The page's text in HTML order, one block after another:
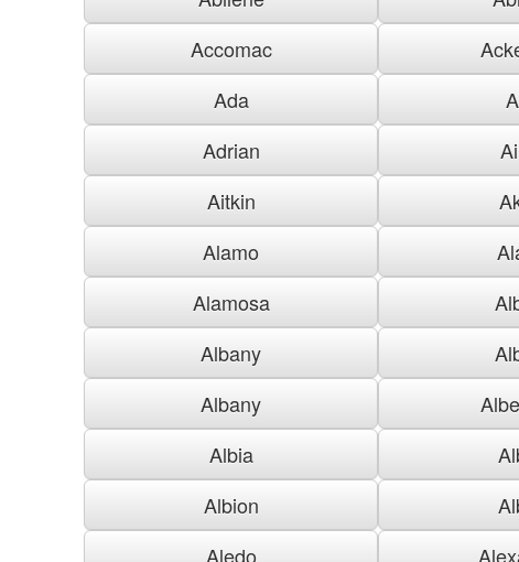
Accomac
Ada
Adrian
Aitkin
Alamo
Alamosa
Albany
Albany
Albia
Albion
Aledo